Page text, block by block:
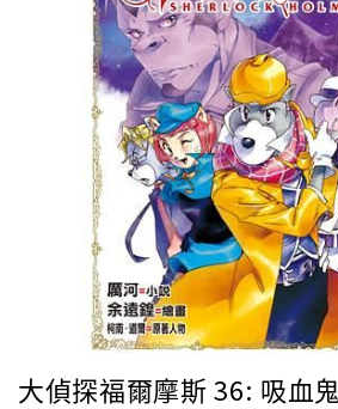
大偵探福爾摩斯 36: 吸血